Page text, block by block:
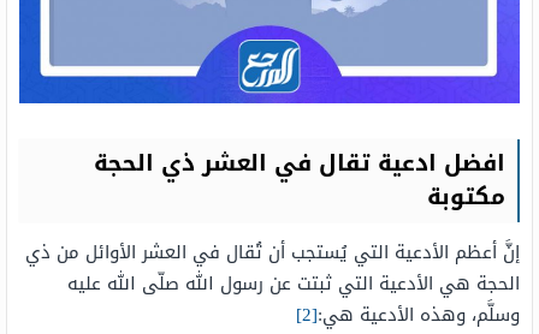
افضل ادعية تقال في العشر ذي الحجة
مكتوبة
إنَّ أعظم الأدعية التي يُستجب أن تُقال في العشر الأوائل من ذي
الحجة هي الأدعية التي ثبتت عن رسول الله صلّى الله عليه
وسلَّم، وهذه الأدعية هي:[2]